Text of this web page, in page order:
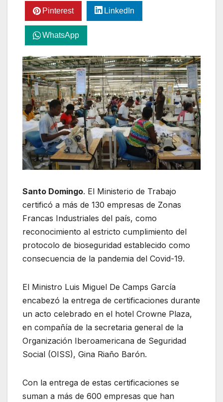
Pinterest LinkedIn
WhatsApp
Santo Domingo. El Ministerio de Trabajo
certificó a más de 130 empresas de Zonas
Francas Industriales del país, como
reconocimiento al estricto cumplimiento del
protocolo de bioseguridad establecido como
consecuencia de la pandemia del Covid-19.
El Ministro Luis Miguel De Camps García
encabezó la entrega de certificaciones durante
un acto celebrado en el hotel Crowne Plaza,
en compañía de la secretaria general de la
Organización Iberoamericana de Seguridad
Social (OISS), Gina Riaño Barón.
Con la entrega de estas certificaciones se
suman a más de 600 empresas que han